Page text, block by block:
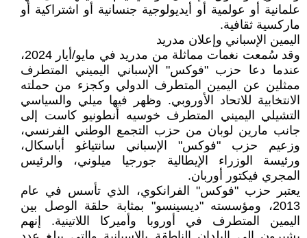
علمانية أو عولمية أو أيديولوجية جنسانية أو اشتراكية أو
ماركسية ثقافية.
اليمين الإسباني وإعلان مدريد
وقد سُمعت نغمات مماثلة من مدريد في مايو/أيار 2024،
عندما دعا حزب "فوكس" الإسباني اليميني المتطرف
ممثلين عن اليمين المتطرف الدولي وكجزء من حملته
الانتخابية للاتحاد الأوروبي. وظهر فيها ميلي والسياسي
التشيلي اليميني المتطرف خوسيه أنطونيو كاست إلى
جانب مارين لوبان من حزب التجمع الوطني الفرنسي،
وزعيم حزب "فوكس" الإسباني سانتياغو أباسكال،
ورئيسة الوزراء الإيطالية جورجيا ميلوني، والرئيس
المجري فيكتور أوربان.
يعتبر حزب "فوكس" الفرانكوي، الذي تأسس في عام
2013، ومؤسسته "ديسينسو" بمثابة حلقة الوصل بين
اليمين المتطرف في أوروبا وأميركا اللاتينية. إنهم